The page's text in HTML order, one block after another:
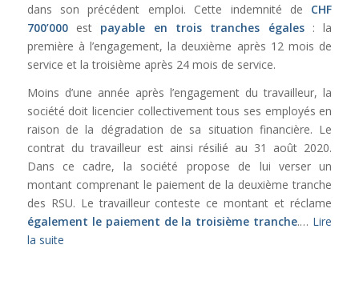
dans son précédent emploi. Cette indemnité de CHF
700’000est payable en trois tranches égales: la
première à l’engagement, la deuxième après 12 mois de
service et la troisième après 24 mois de service.
Moins d’une année après l’engagement du travailleur, la
société doit licencier collectivement tous ses employés en
raison de la dégradation de sa situation financière. Le
contrat du travailleur est ainsi résilié au 31 août 2020.
Dans ce cadre, la société propose de lui verser un
montant comprenant le paiement de la deuxième tranche
des RSU. Le travailleur conteste ce montant et réclame
également le paiement de la troisième tranche.… Lire
la suite